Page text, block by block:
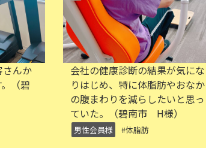
気にな
おなか
と思っ
自分のペースで運動できるので
入会して良かったと思ってま
す。（碧南市 H様）
男性会員様 #運動不足